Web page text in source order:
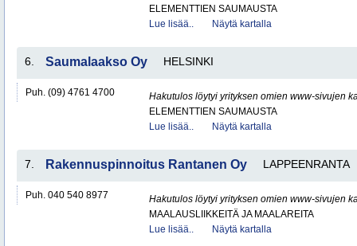
ELEMENTTIEN SAUMAUSTA
Lue lisää..
Näytä kartalla
6. Saumalaakso Oy HELSINKI
Puh. (09) 4761 4700
Hakutulos löytyi yrityksen omien www-sivujen
ELEMENTTIEN SAUMAUSTA
Lue lisää..
Näytä kartalla
7. Rakennuspinnoitus Rantanen Oy LAPPEENRANTA
Puh. 040 540 8977
Hakutulos löytyi yrityksen omien www-sivujen
MAALAUSLIIKKEITÄ JA MAALAREITA
Lue lisää..
Näytä kartalla